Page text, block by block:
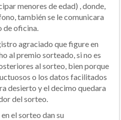
menores de edad) , donde,
también se le comunicara
de oficina.
agraciado que figure en
al premio sorteado, si no es
al sorteo, bien porque
o los datos facilitados
desierto y el decimo quedara
del sorteo.
el sorteo dan su